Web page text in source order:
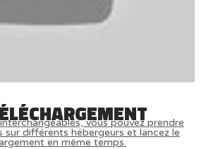
vous pouvez prendre
différents hébergeurs et lancez le
en même temps.